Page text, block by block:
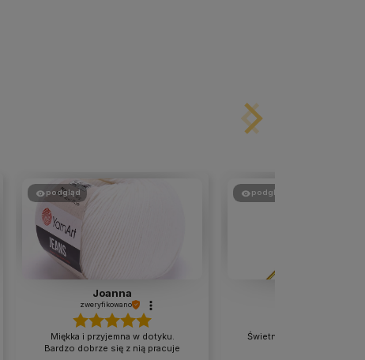
podgląd
Joanna
zweryfikowano
Miękka i przyjemna w dotyku.
Bardzo dobrze się z nią pracuje
podgląd
Świetna włóczka w dobrej